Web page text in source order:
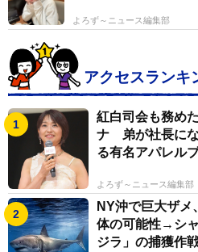
よろず～ニュース編集部
アクセスランキ
紅白司会も務め
ナ 弟が社長に
る有名アパレル
よろず～ニュース編集部
NY沖で巨大ザメ
体の可能性→シ
ジラ」の捕獲作